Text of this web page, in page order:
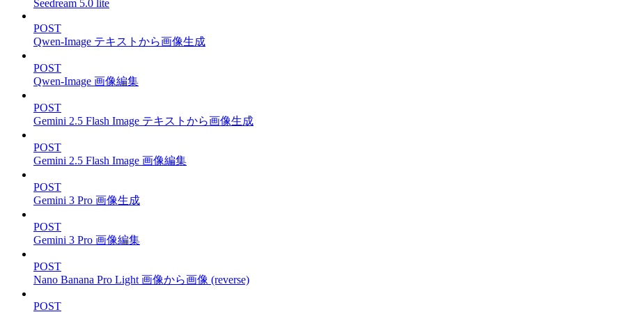
Seedream 5.0 lite
POST
Qwen-Image テキストから画像生成
POST
Qwen-Image 画像編集
POST
Gemini 2.5 Flash Image テキストから画像生成
POST
Gemini 2.5 Flash Image 画像編集
POST
Gemini 3 Pro 画像生成
POST
Gemini 3 Pro 画像編集
POST
Nano Banana Pro Light 画像から画像 (reverse)
POST